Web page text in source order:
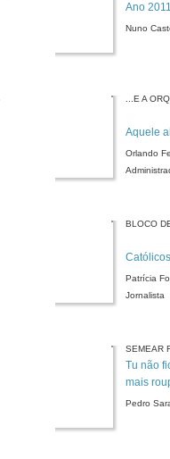
Ano
Nuno
...E A
Aquele
Orlando
BLOCO
Patrícia
Jornalista
SEMEAR
Tu não
mais
Pedro